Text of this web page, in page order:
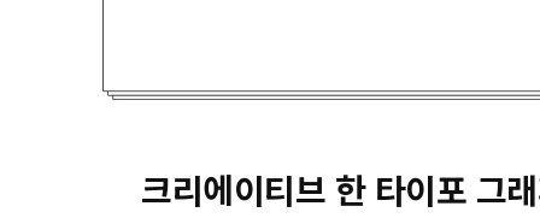
크리에이티브 한 타이포 그